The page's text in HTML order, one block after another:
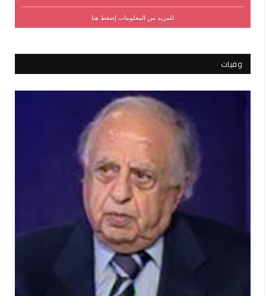
للمزيد من المعلومات إضغط هنا
وفيات